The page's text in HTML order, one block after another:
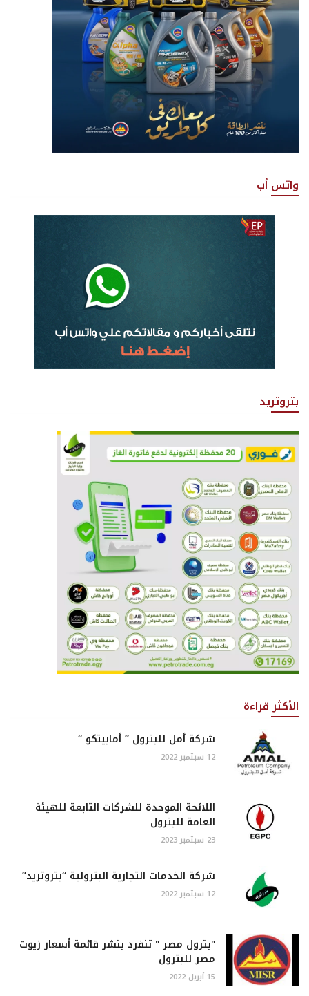
واتس أب
بتروتريد
الأكثر قراءة
شركة أمل للبترول ” أمابيتكو “
12 سبتمبر 2022
اللائحة الموحدة للشركات التابعة للهيئة
العامة للبترول
23 سبتمبر 2023
شركة الخدمات التجارية البترولية “بتروتريد”
12 سبتمبر 2022
"بترول مصر " تنفرد بنشر قائمة أسعار زيوت
مصر للبترول
15 أبريل 2022